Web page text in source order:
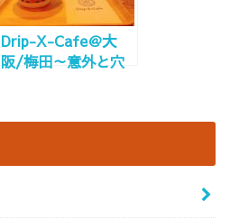
Drip-X-Cafe＠大
阪/梅田～意外と穴
源Wi-Fi完備～